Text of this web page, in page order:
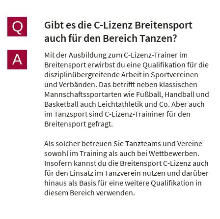
Q
Gibt es die C-Lizenz Breitensport
auch für den Bereich Tanzen?
A
Mit der Ausbildung zum C-Lizenz-Trainer im
Breitensport erwirbst du eine Qualifikation für die
disziplinübergreifende Arbeit in Sportvereinen
und Verbänden. Das betrifft neben klassischen
Mannschaftssportarten wie Fußball, Handball und
Basketball auch Leichtathletik und Co. Aber auch
im Tanzsport sind C-Lizenz-Traininer für den
Breitensport gefragt.
Als solcher betreuen Sie Tanzteams und Vereine
sowohl im Training als auch bei Wettbewerben.
Insofern kannst du die Breitensport C-Lizenz auch
für den Einsatz im Tanzverein nutzen und darüber
hinaus als Basis für eine weitere Qualifikation in
diesem Bereich verwenden.